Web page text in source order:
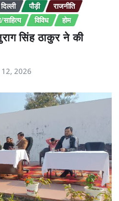
पौड़ी
राजनीति
विविध होम
सिंह ठाकुर ने की
12, 2026